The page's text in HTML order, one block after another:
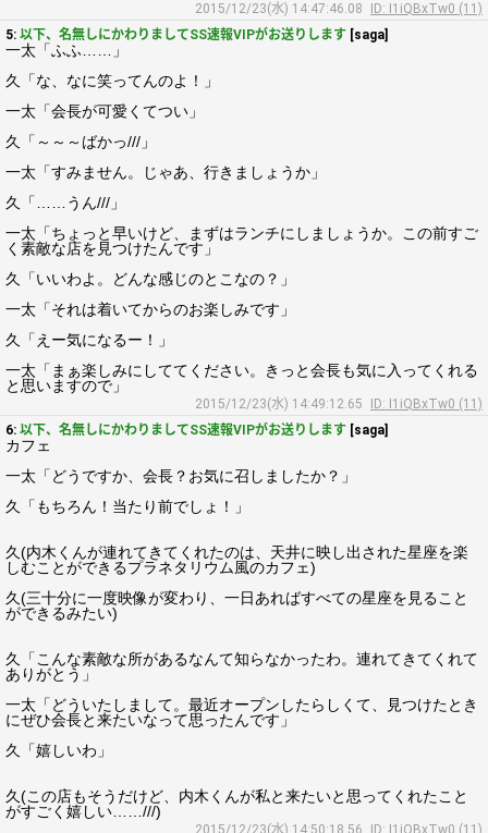
2015/12/23(水) 14:47:46.08
ID: I1iQBxTw0 (11)
5: 以下、名無しにかわりましてSS速報VIPがお送りします [saga]
一太「ふふ……」
久「な、なに笑ってんのよ！」
一太「会長が可愛くてつい」
久「～～～ばかっ///」
一太「すみません。じゃあ、行きましょうか」
久「……うん///」
一太「ちょっと早いけど、まずはランチにしましょうか。この前すご
く素敵な店を見つけたんです」
久「いいわよ。どんな感じのとこなの？」
一太「それは着いてからのお楽しみです」
久「えー気になるー！」
一太「まぁ楽しみにしててください。きっと会長も気に入ってくれる
と思いますので」
2015/12/23(水) 14:49:12.65
ID: I1iQBxTw0 (11)
6: 以下、名無しにかわりましてSS速報VIPがお送りします [saga]
カフェ
一太「どうですか、会長？お気に召しましたか？」
久「もちろん！当たり前でしょ！」
久(内木くんが連れてきてくれたのは、天井に映し出された星座を楽
しむことができるプラネタリウム風のカフェ)
久(三十分に一度映像が変わり、一日あればすべての星座を見ること
ができるみたい)
久「こんな素敵な所があるなんて知らなかったわ。連れてきてくれて
ありがとう」
一太「どういたしまして。最近オープンしたらしくて、見つけたとき
にぜひ会長と来たいなって思ったんです」
久「嬉しいわ」
久(この店もそうだけど、内木くんが私と来たいと思ってくれたこと
がすごく嬉しい……///)
2015/12/23(水) 14:50:18.56 ID: I1iQBxTw0 (11)